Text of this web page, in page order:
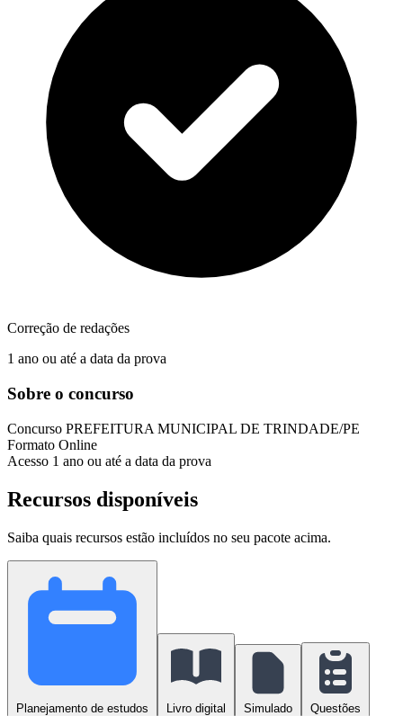
Correção de redações
1 ano ou até a data da prova
Sobre o concurso
Concurso PREFEITURA MUNICIPAL DE TRINDADE/PE
Formato Online
Acesso 1 ano ou até a data da prova
Recursos disponíveis
Saiba quais recursos estão incluídos no seu pacote acima.
Planejamento de estudos Livro digital Simulado Questões